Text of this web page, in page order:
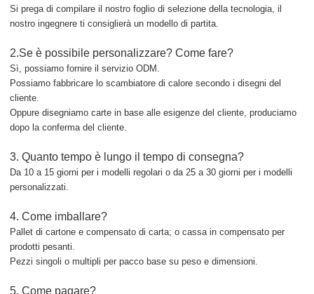
Si prega di compilare il nostro foglio di selezione della tecnologia, il
nostro ingegnere ti consiglierà un modello di partita.
2.Se è possibile personalizzare? Come fare?
Sì, possiamo fornire il servizio ODM.
Possiamo fabbricare lo scambiatore di calore secondo i disegni del
cliente.
Oppure disegniamo carte in base alle esigenze del cliente, produciamo
dopo la conferma del cliente.
3. Quanto tempo è lungo il tempo di consegna?
Da 10 a 15 giorni per i modelli regolari o da 25 a 30 giorni per i modelli
personalizzati.
4. Come imballare?
Pallet di cartone e compensato di carta; o cassa in compensato per
prodotti pesanti.
Pezzi singoli o multipli per pacco base su peso e dimensioni.
5. Come pagare?